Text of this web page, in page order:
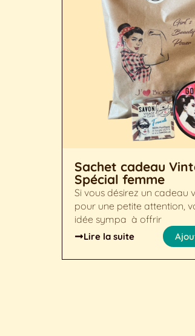
Sachet cadeau
Spécial femme
Si vous désirez un cadeau
pour une petite attention,
idée sympa à offrir
Lire la suite